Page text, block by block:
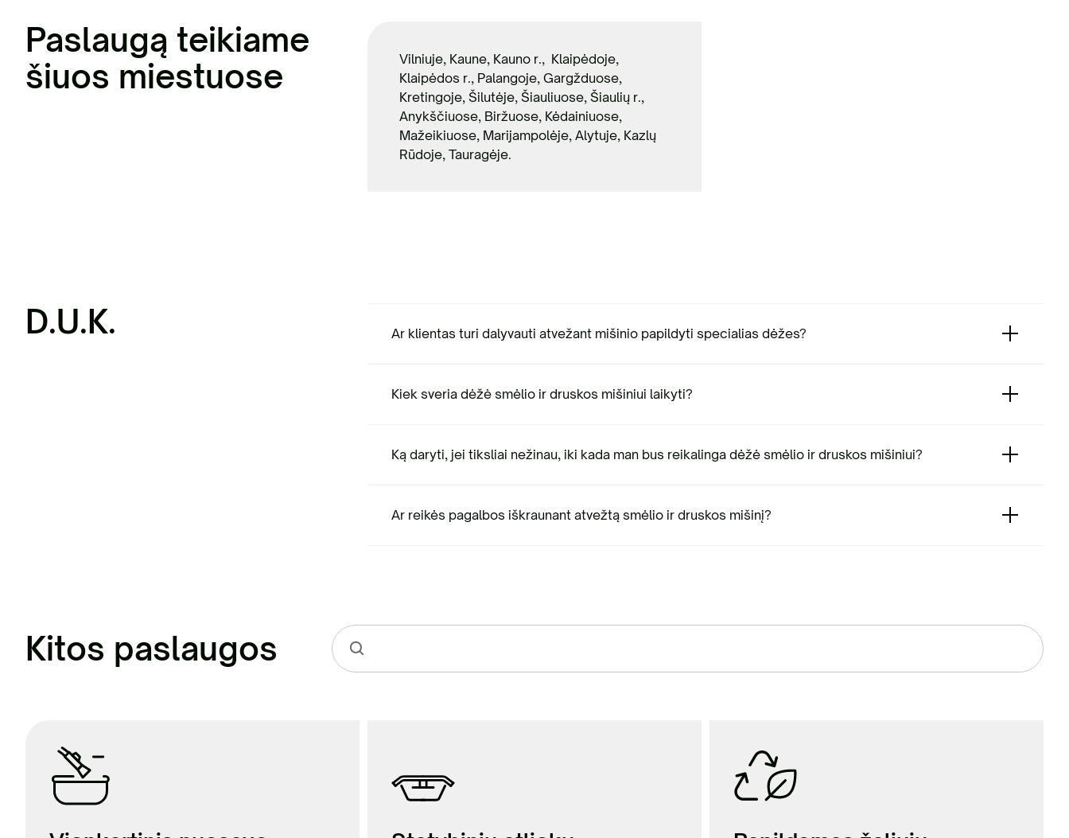
Paslaugą teikiame
šiuos miestuose
Vilniuje, Kaune, Kauno r., Klaipėdoje,
Klaipėdos r., Palangoje, Gargžduose,
Kretingoje, Šilutėje, Šiauliuose, Šiaulių r.,
Anykščiuose, Biržuose, Kėdainiuose,
Mažeikiuose, Marijampolėje, Alytuje, Kazlų
Rūdoje, Tauragėje.
D.U.K. Ar klientas turi dalyvauti atvežant mišinio papildyti specialias dėžes?
Kiek sveria dėžė smėlio ir druskos mišiniui laikyti?
Ką daryti, jei tiksliai nežinau, iki kada man bus reikalinga dėžė smėlio ir druskos mišiniui?
Ar reikės pagalbos iškraunant atvežtą smėlio ir druskos mišinį?
Kitos paslaugos